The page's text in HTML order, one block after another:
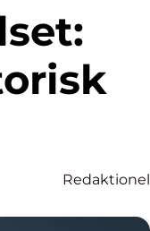
Redaktionel